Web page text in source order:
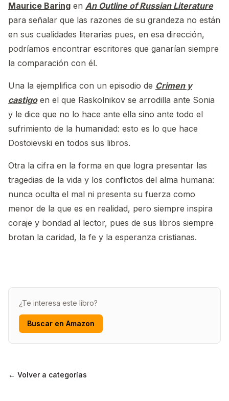
Maurice Baring en An Outline of Russian Literature
para señalar que las razones de su grandeza no están
en sus cualidades literarias pues, en esa dirección,
podríamos encontrar escritores que ganarían siempre
la comparación con él.
Una la ejemplifica con un episodio de Crimen y
castigoen el que Raskolnikov se arrodilla ante Sonia
y le dice que no lo hace ante ella sino ante todo el
sufrimiento de la humanidad: esto es lo que hace
Dostoievski en todos sus libros.
Otra la cifra en la forma en que logra presentar las
tragedias de la vida y los conflictos del alma humana:
nunca oculta el mal ni presenta su fuerza como
menor de la que es en realidad, pero siempre inspira
coraje y bondad al lector, pues de sus libros siempre
brotan la caridad, la fe y la esperanza cristianas.
¿Te interesa este libro?
Buscar en Amazon
← Volver a categorías